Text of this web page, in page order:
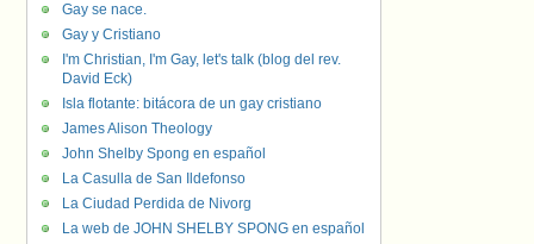
Gay se nace.
Gay y Cristiano
I'm Christian, I'm Gay, let's talk (blog del rev.
David Eck)
Isla flotante: bitácora de un gay cristiano
James Alison Theology
John Shelby Spong en español
La Casulla de San Ildefonso
La Ciudad Perdida de Nivorg
La web de JOHN SHELBY SPONG en español